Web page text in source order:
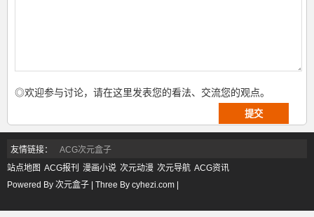
◎欢迎参与讨论，请在这里发表您的看法、交流您的观点。
友情链接：
ACG次元盒子
站点地图 ACG报刊 漫画小说 次元动漫 次元导航 ACG资讯
Powered By 次元盒子 | Three By cyhezi.com |